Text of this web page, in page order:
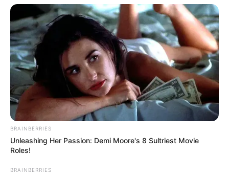
8 Conspiracies That Turned Out To Be True
BRAINBERRIES
BRAINBERRIES
Unleashing Her Passion: Demi Moore's 8 Sultriest Movie
Roles!
BRAINBERRIES